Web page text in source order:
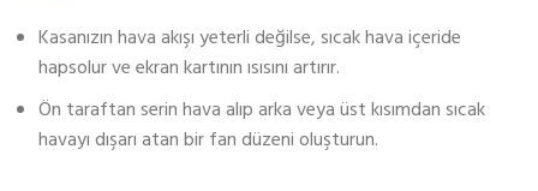
Kasanızın hava akışı yeterli değilse, sıcak hava içeride
hapsolur ve ekran kartının ısısını artırır.
Ön taraftan serin hava alıp arka veya üst kısımdan sıcak
havayı dışarı atan bir fan düzeni oluşturun.